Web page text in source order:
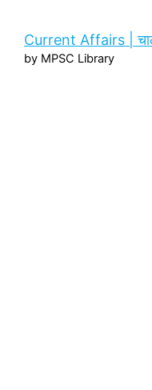
Current Affairs |
by MPSC Library